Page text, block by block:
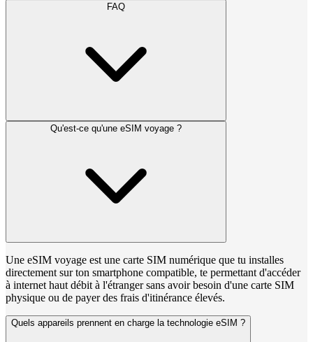
FAQ
Qu'est-ce qu'une eSIM voyage ?
Une eSIM voyage est une carte SIM numérique que tu installes
directement sur ton smartphone compatible, te permettant d'accéder
à internet haut débit à l'étranger sans avoir besoin d'une carte SIM
physique ou de payer des frais d'itinérance élevés.
Quels appareils prennent en charge la technologie eSIM ?